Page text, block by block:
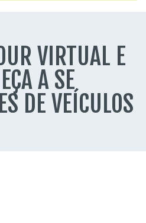
VIRTUAL E
A SE
DE VEÍCULOS